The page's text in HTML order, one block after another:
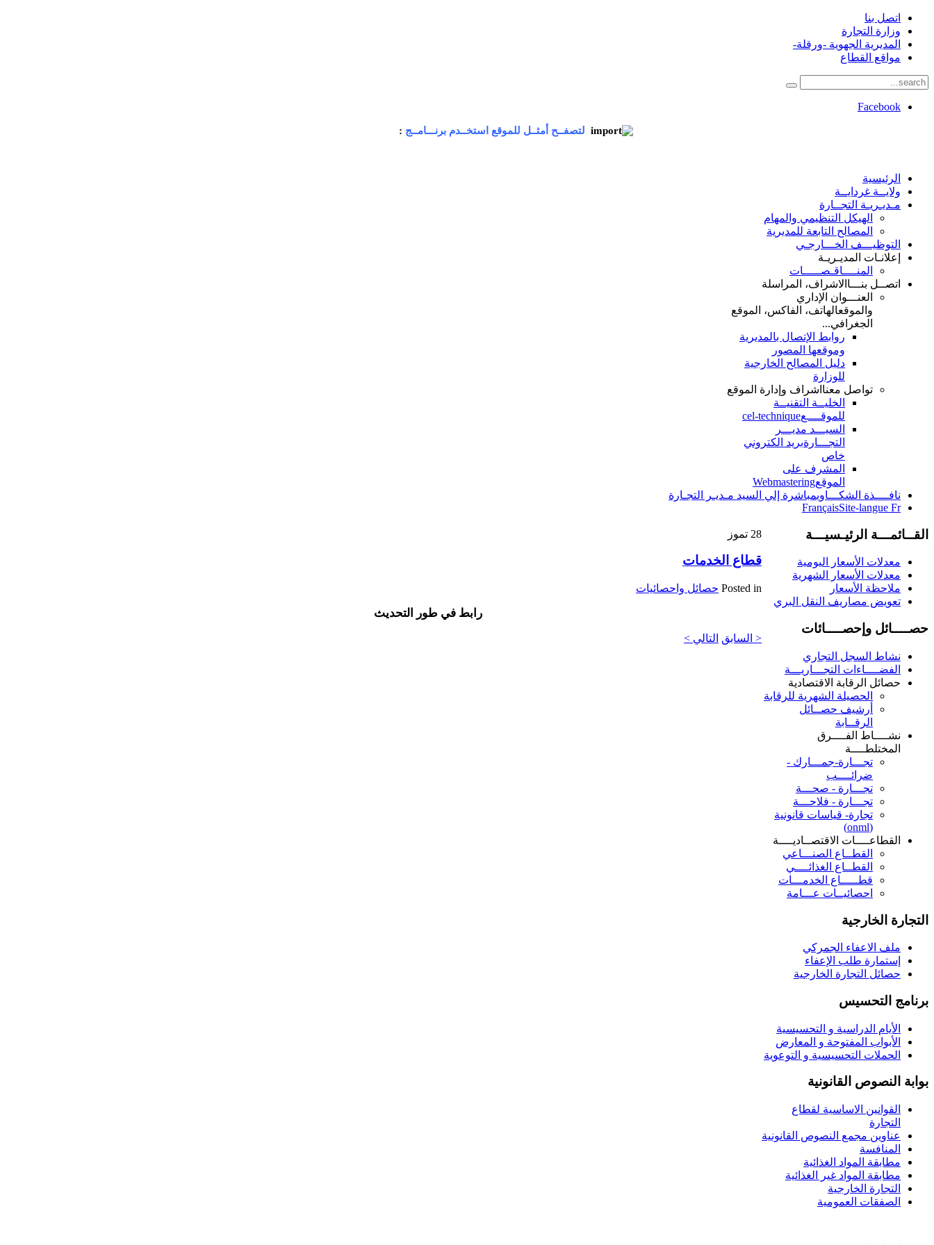
اتصل بنا
وزارة التجارة
المديرية الجهوية -ورقلة-
مواقع القطاع
Facebook
لتصفــح أمثــل للموقع استخــدم برنـــامــج :
الرئيسية
ولايــة غردايــة
مـديـريـة التجــارة
الهيكل التنظيمي والمهام
المصالح التابعة للمديرية
التوظيـــف الخـــارجـي
إعلانـات المديـريـة
المنــــاقـصـــــات
اتصــل بنـــا الاشراف، المراسلة
العنـــوان الإداري
والموقعالهاتف، الفاكس، الموقع
الجغرافي...
روابط الإتصال بالمديرية
وموقعها المصور
دليل المصالح الخارجية
للوزارة
تواصل معنا اشراف وإدارة الموقع
الخليــة التقنيــة
للموقــــعcel-technique
السيـــد مديـــر
التجـــارةبريد الكتروني
خاص
المشرف على
الموقعWebmastering
نافــــذة الشكـــاويمباشرة إلي السيد مـديـر التجـارة
FrançaisSite-langue Fr
28 تموز
قطاع الخدمات
Posted in حصائل واحصائيات
رابط في طور التحديث
< السابق التالي >
القــائمـــة الرئيـسيـــة
معدلات الأسعار اليومية
معدلات الأسعار الشهرية
ملاحظة الأسعار
تعويض مصاريف النقل البري
حصــــائل وإحصــــائات
نشاط السجل التجاري
الفضــــاءات التجـــاريـــة
حصائل الرقابة الاقتصادية
الحصيلة الشهرية للرقابة
أرشيف حصــائل
الرقــابة
نشــــاط الفــــرق
المختلطــــة
تجـــارة-جمـــارك -
ضرائــــب
تجـــارة - صحـــة
تجـــارة - فلاحـــة
تجارة- قياسات قانونية
(onml)
القطاعــــات الاقتصــاديــــة
القطــاع الصنـــاعي
القطــاع الغذائــــي
قطـــــاع الخدمـــات
احصائيــات عـــامة
التجارة الخارجية
ملف الاعفاء الجمركي
إستمارة طلب الإعفاء
حصائل التجارة الخارجية
برنامج التحسيس
الأيام الدراسية و التحسيسية
الأبواب المفتوحة و المعارض
الحملات التحسيسية و التوعوية
بوابة النصوص القانونية
القوانين الاساسية لقطاع
التجارة
عناوين مجمع النصوص القانونية
المنافسة
مطابقة المواد الغذائية
مطابقة المواد غير الغذائية
التجارة الخارجية
الصفقات العمومية